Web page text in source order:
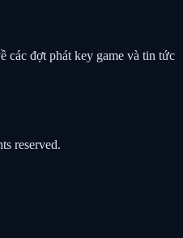
các đợt phát key game và tin tức
reserved.